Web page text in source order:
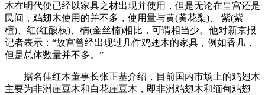
木在明代便已经以家具之材出现并使用，但是无论在皇宫还是
民间，鸡翅木使用的并不多，使用量与黄(黄花梨)、 紫(紫
檀)、红(红酸枝)、楠(金丝楠)相比，可谓相当少。他对新京报
记者表示：“故宫曾经出现过几件鸡翅木的家具，例如香几，
但是总体数量并不多。”
据名佳红木董事长张正基介绍，目前国内市场上的鸡翅木
主要为非洲崖豆木和白花崖豆木，即非洲鸡翅木和缅甸鸡翅